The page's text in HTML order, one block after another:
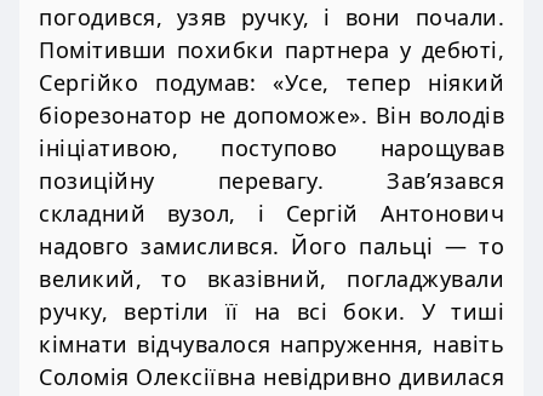
погодився, узяв ручку, і вони почали.
Помітивши похибки партнера у дебюті,
Сергійко подумав: «Усе, тепер ніякий
біорезонатор не допоможе». Він володів
ініціативою, поступово нарощував
позиційну перевагу. Зав’язався
складний вузол, і Сергій Антонович
надовго замислився. Його пальці — то
великий, то вказівний, погладжували
ручку, вертіли її на всі боки. У тиші
кімнати відчувалося напруження, навіть
Соломія Олексіївна невідривно дивилася